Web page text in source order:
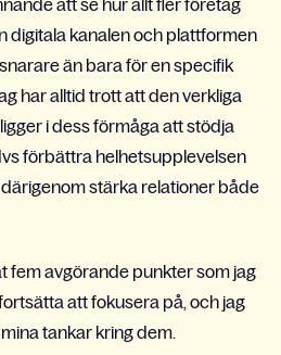
att se hur allt fler företag
digitala kanalen och plattformen
än bara för en specifik
har alltid trott att den verkliga
i dess förmåga att stödja
förbättra helhetsupplevelsen
stärka relationer både
fem avgörande punkter som jag
att fokusera på, och jag
tankar kring dem.